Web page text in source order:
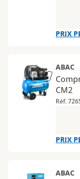
PRIX
ABAC
CM2
Réf.
PRIX
ABAC